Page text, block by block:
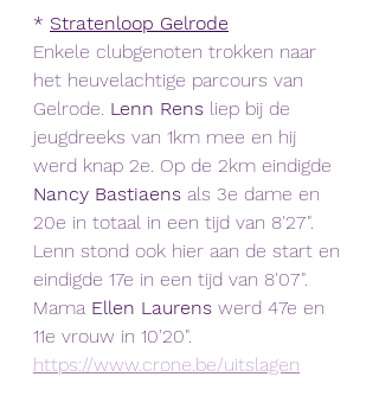
* Stratenloop Gelrode
Enkele clubgenoten trokken naar
het heuvelachtige parcours van
Gelrode. Lenn Rens liep bij de
jeugdreeks van 1km mee en hij
werd knap 2e. Op de 2km eindigde
Nancy Bastiaens als 3e dame en
20e in totaal in een tijd van 8'27".
Lenn stond ook hier aan de start en
eindigde 17e in een tijd van 8'07".
Mama Ellen Laurens werd 47e en
11e vrouw in 10'20".
https://www.crone.be/uitslagen